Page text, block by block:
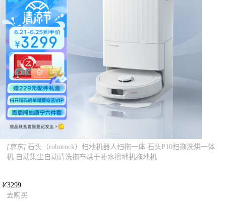
[京东] 石头（roborock）扫地机器人扫拖一体 石头P10扫拖洗烘一体
机 自动集尘自动清洗拖布烘干补水擦地机拖地机
￥3299
去购买